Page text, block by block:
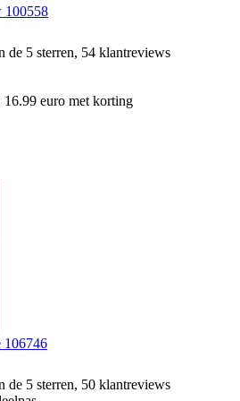
100558
de 5 sterren, 54 klantreviews
euro met korting
106746
de 5 sterren, 50 klantreviews